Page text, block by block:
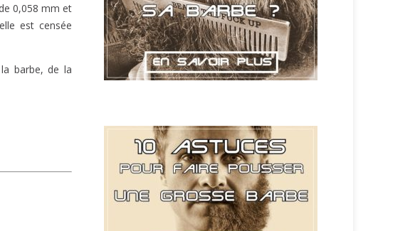
0,058 mm et
est censée
barbe, de la